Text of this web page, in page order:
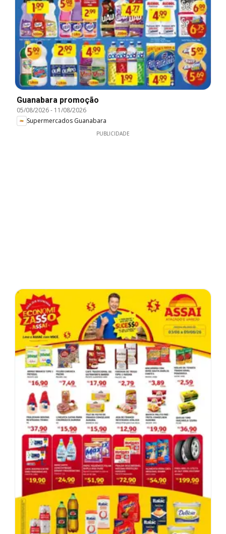
Guanabara promoção
05/08/2026- 11/08/2026
Supermercados Guanabara
PUBLICIDADE